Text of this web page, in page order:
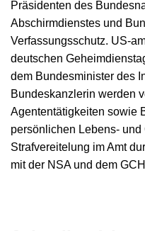
Präsidenten des
Abschirmdienstes und
Verfassungsschutz. US-
deutschen
dem Bundesminister des
Bundeskanzlerin werden
Agententätigkeiten sowie
persönlichen Lebens-
Strafvereitelung im Amt
mit der NSA und dem